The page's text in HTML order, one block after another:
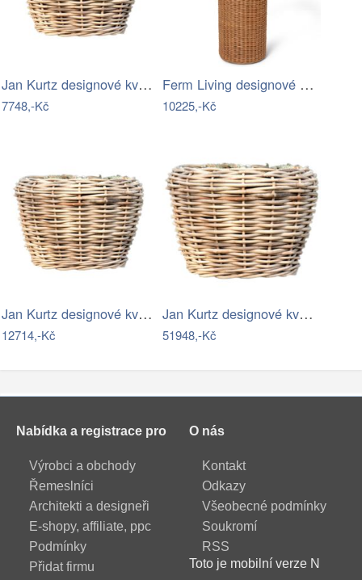
Jan Kurtz designové květináče Palau …
7748,-Kč
Ferm Living designové stojany na…
10225,-Kč
Jan Kurtz designové květináče Palau …
12714,-Kč
Jan Kurtz designové květináče Palau …
51948,-Kč
Nabídka a registrace pro
Výrobci a obchody
Řemeslníci
Architekti a designeři
E-shopy, affiliate, ppc
Podmínky
Přidat firmu
O nás
Kontakt
Odkazy
Všeobecné podmínky
Soukromí
RSS
Toto je mobilní verze N